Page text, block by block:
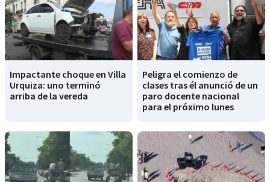
Impactante choque en Villa
Urquiza: uno terminó
arriba de la vereda
Peligra el comienzo de
clases tras él anunció de un
paro docente nacional
para el próximo lunes